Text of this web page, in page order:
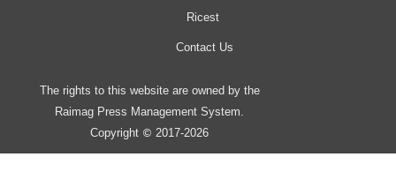
Ricest
Contact Us
The rights to this website are owned by the
Raimag Press Management System.
Copyright © 2017-2026